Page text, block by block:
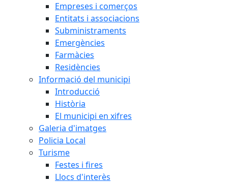
Empreses i comerços
Entitats i associacions
Subministraments
Emergències
Farmàcies
Residències
Informació del municipi
Introducció
Història
El municipi en xifres
Galeria d'imatges
Policia Local
Turisme
Festes i fires
Llocs d'interès